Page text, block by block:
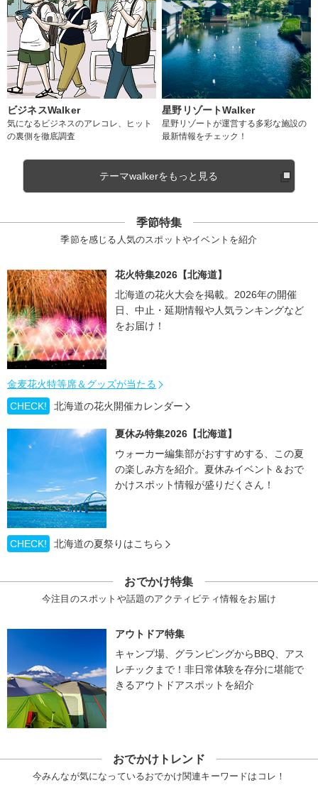
ビジネスWalker
気になるビジネスのアレコレ、ヒット
の裏側を徹底調査
星野リゾートWalker
星野リゾートが運営する多彩な施設の
最新情報をチェック！
テーマwalkerをもっと見る
季節特集
季節を感じる人気のスポットやイベントを紹介
花火特集2026【北海道】
北海道の花火大会を掲載。2026年の開催
日、中止・延期情報や人気ランキングなど
をお届け！
金麦花火特等席＆グッズが当たる
CHECK!
北海道の花火開催カレンダー
夏休み特集2026【北海道】
ウォーカー編集部がおすすめする、この夏
の楽しみ方を紹介。夏休みイベント＆おで
かけスポット情報が盛りだくさん！
CHECK! 北海道の夏祭りはこちら
おでかけ特集
今注目のスポットや話題のアクティビティ情報をお届け
アウトドア特集
キャンプ場、グランピングからBBQ、アス
レチックまで！非日常体験を存分に堪能で
きるアウトドアスポットを紹介
おでかけトレンド
今みんなが気になっているおでかけ関連キーワードはコレ！